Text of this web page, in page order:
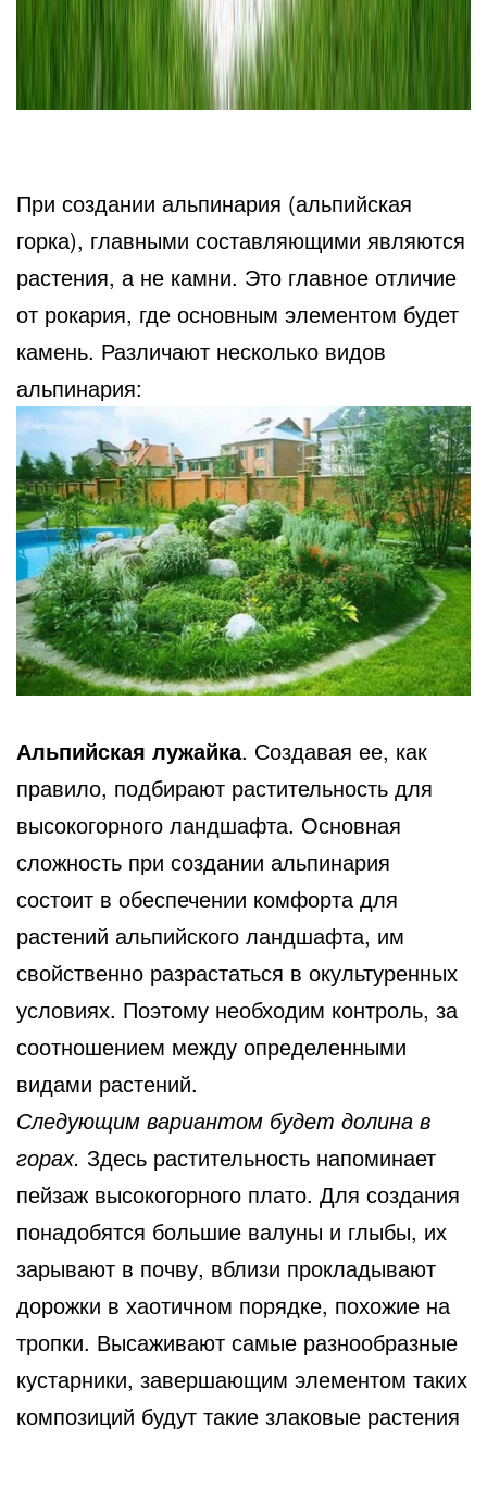
При создании альпинария (альпийская
горка), главными составляющими являются
растения, а не камни. Это главное отличие
от рокария, где основным элементом будет
камень. Различают несколько видов
альпинария:
Альпийская лужайка. Создавая ее, как
правило, подбирают растительность для
высокогорного ландшафта. Основная
сложность при создании альпинария
состоит в обеспечении комфорта для
растений альпийского ландшафта, им
свойственно разрастаться в окультуренных
условиях. Поэтому необходим контроль, за
соотношением между определенными
видами растений.
Следующим вариантом будет долина в
горах. Здесь растительность напоминает
пейзаж высокогорного плато. Для создания
понадобятся большие валуны и глыбы, их
зарывают в почву, вблизи прокладывают
дорожки в хаотичном порядке, похожие на
тропки. Высаживают самые разнообразные
кустарники, завершающим элементом таких
композиций будут такие злаковые растения